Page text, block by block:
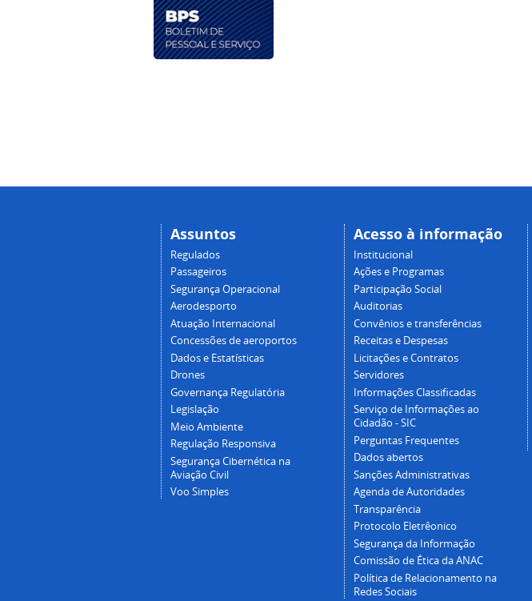
Assuntos
Regulados
Passageiros
Segurança Operacional
Aerodesporto
Atuação Internacional
Concessões de aeroportos
Dados e Estatísticas
Drones
Governança Regulatória
Legislação
Meio Ambiente
Regulação Responsiva
Segurança Cibernética na
Aviação Civil
Voo Simples
Acesso à informação
Institucional
Ações e Programas
Participação Social
Auditorias
Convênios e transferências
Receitas e Despesas
Licitações e Contratos
Servidores
Informações Classificadas
Serviço de Informações ao
Cidadão - SIC
Perguntas Frequentes
Dados abertos
Sanções Administrativas
Agenda de Autoridades
Transparência
Protocolo Eletrêonico
Segurança da Informação
Comissão de Ética da ANAC
Política de Relacionamento na
Redes Sociais